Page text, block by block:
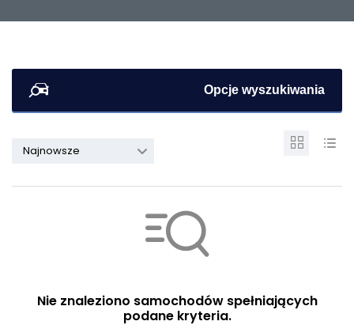
Opcje wyszukiwania
Najnowsze
Nie znaleziono samochodów spełniających
podane kryteria.